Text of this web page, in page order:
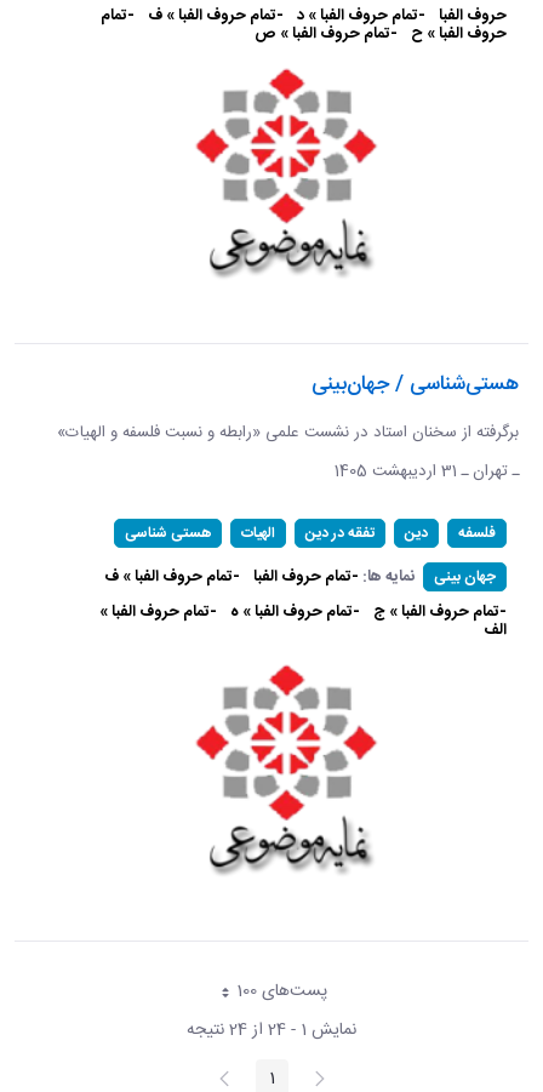
حروف الفبا -تمام حروف الفبا » د -تمام حروف الفبا » ف -تمام
حروف الفبا » ح -تمام حروف الفبا » ص
هستی‌شناسی / جهان‌بینی
برگرفته از سخنان استاد در نشست علمی «رابطه و نسبت فلسفه و الهیات»
ـ تهران ـ 31 اردیبهشت 1405
فلسفه دین تفقه در دین الهیات
هستی شناسی
جهان بینی
نمایه ها: -تمام حروف الفبا -تمام حروف الفبا » ف
-تمام حروف الفبا » ج -تمام حروف الفبا » ه -تمام حروف الفبا »
الف
پست‌‌های 100هر صفحه
نمایش 1 - 24 از 24 نتیجه
پیغام
صفحه1 صفحه